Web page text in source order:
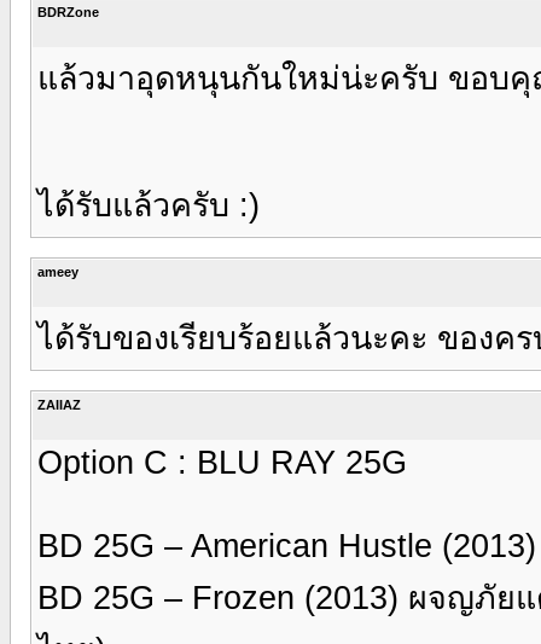
BDRZone
แล้วมาอุดหนุนกันใหม่น่ะครับ ขอบ
ได้รับแล้วครับ :)
ameey
ได้รับของเรียบร้อยแล้วนะคะ ของค
ZAIIAZ
Option C : BLU RAY 25G
BD 25G – American Hustle
BD 25G – Frozen (2013) ผจญภั